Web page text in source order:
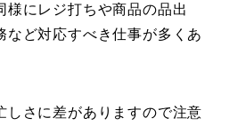
様にレジ打ちや商品の品出
など対応すべき仕事が多くあ
しさに差がありますので注意